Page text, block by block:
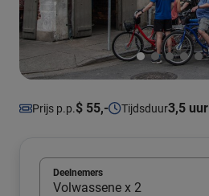
Prijs p.p.$ 55,- Tijdsduur3,5 uur
Deelnemers
Volwassene x 2